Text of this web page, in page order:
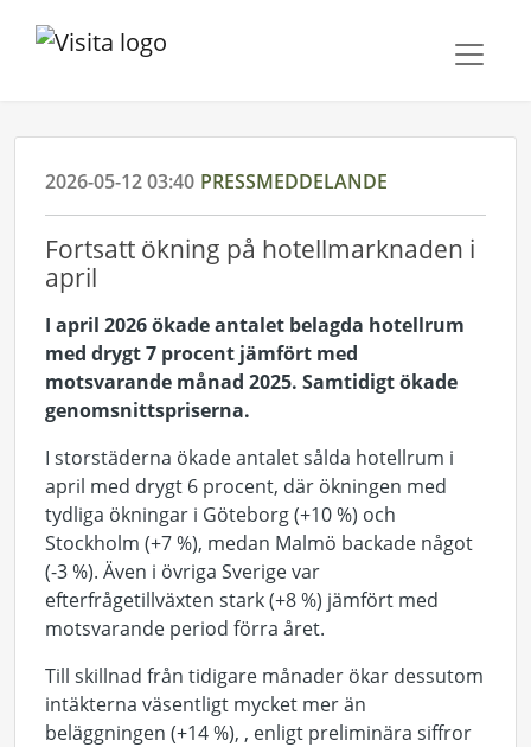
2026-05-12 03:40 PRESSMEDDELANDE
Fortsatt ökning på hotellmarknaden i
april
I april 2026 ökade antalet belagda hotellrum
med drygt 7 procent jämfört med
motsvarande månad 2025. Samtidigt ökade
genomsnittspriserna.
I storstäderna ökade antalet sålda hotellrum i
april med drygt 6 procent, där ökningen med
tydliga ökningar i Göteborg (+10 %) och
Stockholm (+7 %), medan Malmö backade något
(-3 %). Även i övriga Sverige var
efterfrågetillväxten stark (+8 %) jämfört med
motsvarande period förra året.
Till skillnad från tidigare månader ökar dessutom
intäkterna väsentligt mycket mer än
beläggningen (+14 %), , enligt preliminära siffror